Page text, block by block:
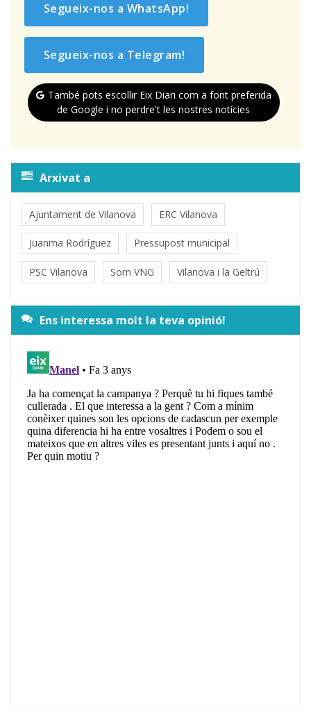
Segueix-nos a WhatsApp!
Segueix-nos a Telegram!
També pots escollir Eix Diari com a font preferida
de Google i no perdre't les nostres notícies
Arxivat a
Ajuntament de Vilanova ERC Vilanova
Juanma Rodríguez Pressupost municipal
PSC Vilanova Som VNG Vilanova i la Geltrú
Ens interessa molt la teva opinió!